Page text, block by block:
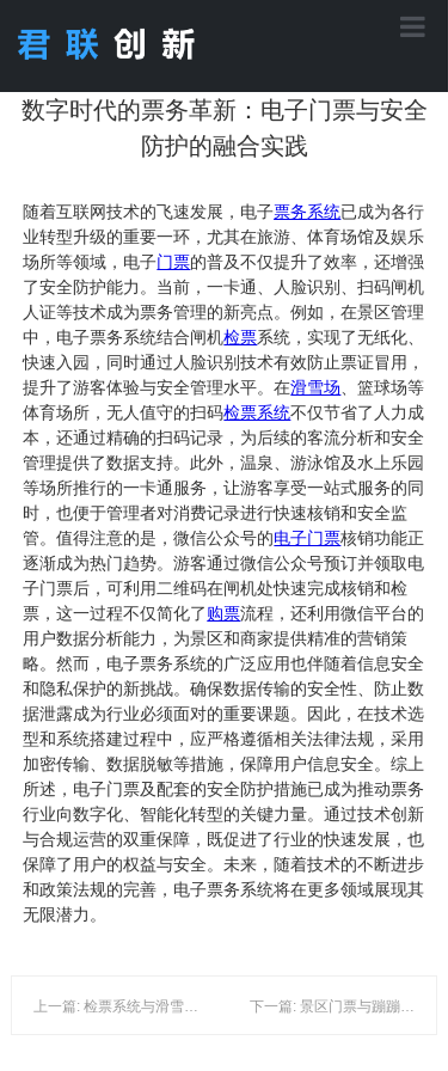
首页
应用方案
产品中心
工程案例
关于君联
数字时代的票务革新：电子门票与安全
防护的融合实践
随着互联网技术的飞速发展，电子票务系统已成为各行
业转型升级的重要一环，尤其在旅游、体育场馆及娱乐
场所等领域，电子门票的普及不仅提升了效率，还增强
了安全防护能力。当前，一卡通、人脸识别、扫码闸机
人证等技术成为票务管理的新亮点。例如，在景区管理
中，电子票务系统结合闸机检票系统，实现了无纸化、
快速入园，同时通过人脸识别技术有效防止票证冒用，
提升了游客体验与安全管理水平。在滑雪场、篮球场等
体育场所，无人值守的扫码检票系统不仅节省了人力成
本，还通过精确的扫码记录，为后续的客流分析和安全
管理提供了数据支持。此外，温泉、游泳馆及水上乐园
等场所推行的一卡通服务，让游客享受一站式服务的同
时，也便于管理者对消费记录进行快速核销和安全监
管。值得注意的是，微信公众号的电子门票核销功能正
逐渐成为热门趋势。游客通过微信公众号预订并领取电
子门票后，可利用二维码在闸机处快速完成核销和检
票，这一过程不仅简化了 购票流程，还利用微信平台的
用户数据分析能力，为景区和商家提供精准的营销策
略。然而，电子票务系统的广泛应用也伴随着信息安全
和隐私保护的新挑战。确保数据传输的安全性、防止数
据泄露成为行业必须面对的重要课题。因此，在技术选
型和系统搭建过程中，应严格遵循相关法律法规，采用
加密传输、数据脱敏等措施，保障用户信息安全。综上
所述，电子门票及配套的安全防护措施已成为推动票务
行业向数字化、智能化转型的关键力量。通过技术创新
与合规运营的双重保障，既促进了行业的快速发展，也
保障了用户的权益与安全。未来，随着技术的不断进步
和政策法规的完善，电子票务系统将在更多领域展现其
无限潜力。
上一篇: 检票系统与滑雪场票务：安全防护在娱乐行业的应用与挑战 下一篇: 景区门票与蹦蹦床：安全防护的数字化升级与挑战